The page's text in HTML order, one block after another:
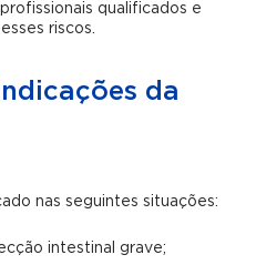
qualificados e
riscos.
da
nas seguintes situações:
intestinal grave;